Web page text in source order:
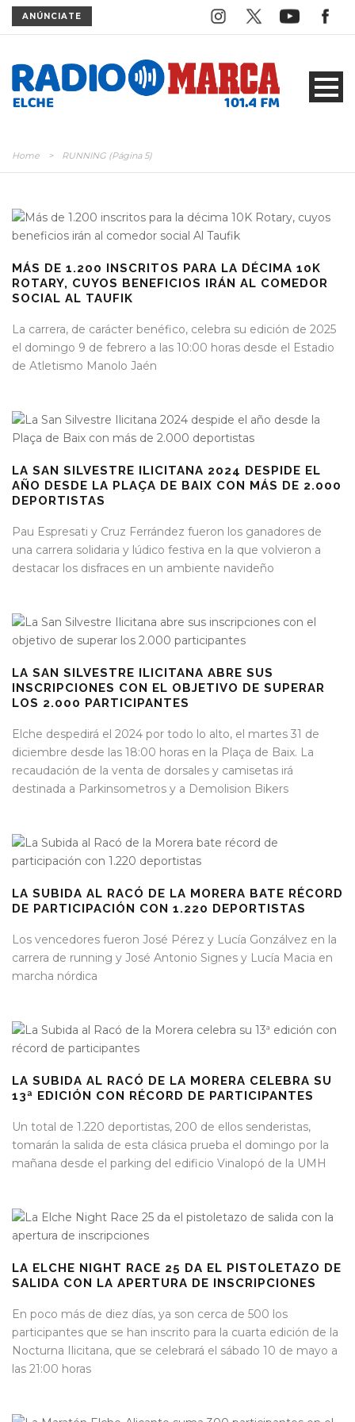
ANÚNCIATE
Home > RUNNING (Página 5)
MÁS DE 1.200 INSCRITOS PARA LA DÉCIMA 10K
ROTARY, CUYOS BENEFICIOS IRÁN AL COMEDOR
SOCIAL AL TAUFIK
La carrera, de carácter benéfico, celebra su edición de 2025
el domingo 9 de febrero a las 10:00 horas desde el Estadio
de Atletismo Manolo Jaén
LA SAN SILVESTRE ILICITANA 2024 DESPIDE EL
AÑO DESDE LA PLAÇA DE BAIX CON MÁS DE 2.000
DEPORTISTAS
Pau Espresati y Cruz Ferrández fueron los ganadores de
una carrera solidaria y lúdico festiva en la que volvieron a
destacar los disfraces en un ambiente navideño
LA SAN SILVESTRE ILICITANA ABRE SUS
INSCRIPCIONES CON EL OBJETIVO DE SUPERAR
LOS 2.000 PARTICIPANTES
Elche despedirá el 2024 por todo lo alto, el martes 31 de
diciembre desde las 18:00 horas en la Plaça de Baix. La
recaudación de la venta de dorsales y camisetas irá
destinada a Parkinsometros y a Demolision Bikers
LA SUBIDA AL RACÓ DE LA MORERA BATE RÉCORD
DE PARTICIPACIÓN CON 1.220 DEPORTISTAS
Los vencedores fueron José Pérez y Lucía Gonzálvez en la
carrera de running y José Antonio Signes y Lucía Macia en
marcha nórdica
LA SUBIDA AL RACÓ DE LA MORERA CELEBRA SU
13ª EDICIÓN CON RÉCORD DE PARTICIPANTES
Un total de 1.220 deportistas, 200 de ellos senderistas,
tomarán la salida de esta clásica prueba el domingo por la
mañana desde el parking del edificio Vinalopó de la UMH
LA ELCHE NIGHT RACE 25 DA EL PISTOLETAZO DE
SALIDA CON LA APERTURA DE INSCRIPCIONES
En poco más de diez días, ya son cerca de 500 los
participantes que se han inscrito para la cuarta edición de la
Nocturna Ilicitana, que se celebrará el sábado 10 de mayo a
las 21:00 horas